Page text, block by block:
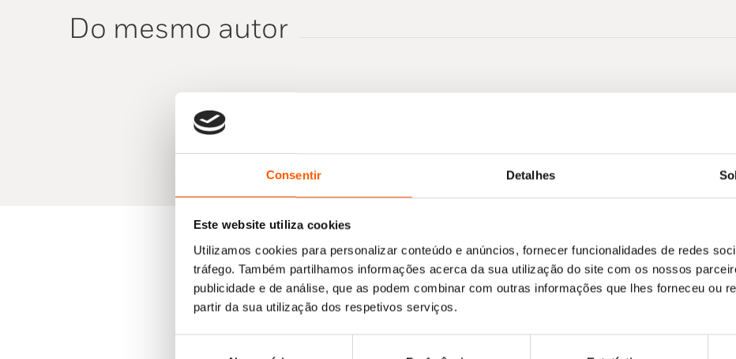
Consentir Detalhes
Este website utiliza cookies
Utilizamos cookies para personalizar conteúdo e anúncios, fornecer funcionalidades de redes
tráfego. Também partilhamos informações acerca da sua utilização do site com os nossos
publicidade e de análise, que as podem combinar com outras informações que lhes forneceu ou
partir da sua utilização dos respetivos serviços.
Do mesmo autor